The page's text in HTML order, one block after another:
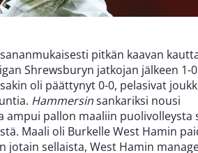
pitkän kaavan
Shrewsburyn jatkojan jälkeen 1-
oli päättynyt 0-0, pelasivat
Hammersinsankariksi nousi
ampui pallon maaliin puolivolleysta
Maali oli Burkelle West Hamin
jotain sellaista, West Hamin